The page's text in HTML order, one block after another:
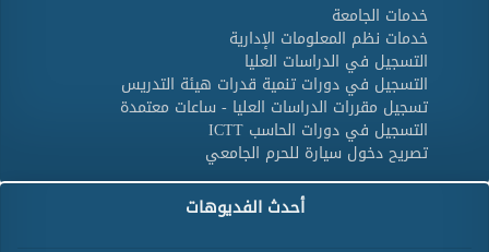
خدمات الجامعة
خدمات نظم المعلومات الإدارية
التسجيل في الدراسات العليا
التسجيل في دورات تنمية قدرات هيئة التدريس
تسجيل مقررات الدراسات العليا - ساعات معتمدة
التسجيل في دورات الحاسب ICTT
تصريح دخول سيارة للحرم الجامعي
أحدث الفديوهات